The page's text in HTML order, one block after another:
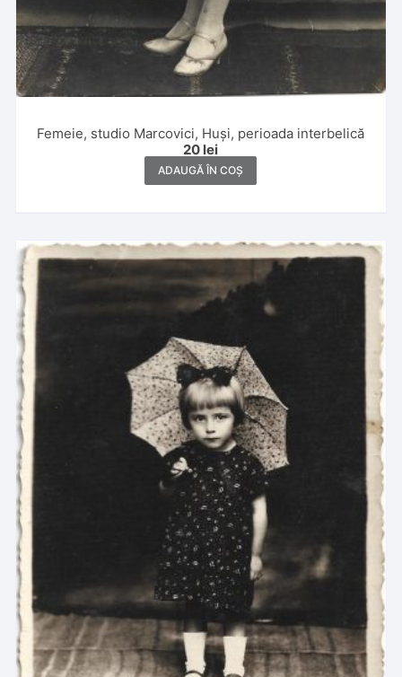
Femeie, studio Marcovici, Huși, perioada interbelică
20 lei
ADAUGĂ ÎN COȘ